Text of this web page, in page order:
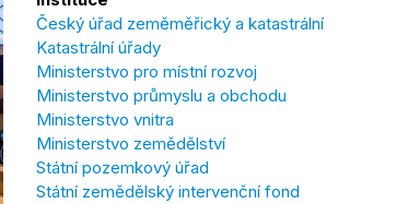
Český úřad zeměměřický a katastrální
Katastrální úřady
Ministerstvo pro místní rozvoj
Ministerstvo průmyslu a obchodu
Ministerstvo vnitra
Ministerstvo zemědělství
Státní pozemkový úřad
Státní zemědělský intervenční fond